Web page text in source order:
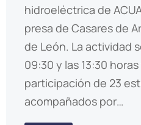
hidroeléctrica de
presa de Casares de
de León. La actividad
09:30 y las 13:30
participación de 23
acompañados por…